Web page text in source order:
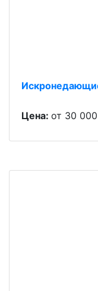
Цена: от 30